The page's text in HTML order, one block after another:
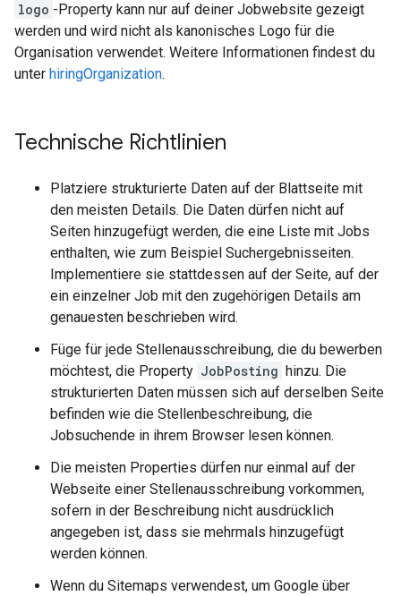
logo -Property kann nur auf deiner Jobwebsite gezeigt
werden und wird nicht als kanonisches Logo für die
Organisation verwendet. Weitere Informationen findest du
unter hiringOrganization.
Technische Richtlinien
Platziere strukturierte Daten auf der Blattseite mit
den meisten Details. Die Daten dürfen nicht auf
Seiten hinzugefügt werden, die eine Liste mit Jobs
enthalten, wie zum Beispiel Suchergebnisseiten.
Implementiere sie stattdessen auf der Seite, auf der
ein einzelner Job mit den zugehörigen Details am
genauesten beschrieben wird.
Füge für jede Stellenausschreibung, die du bewerben
möchtest, die Property JobPosting hinzu. Die
strukturierten Daten müssen sich auf derselben Seite
befinden wie die Stellenbeschreibung, die
Jobsuchende in ihrem Browser lesen können.
Die meisten Properties dürfen nur einmal auf der
Webseite einer Stellenausschreibung vorkommen,
sofern in der Beschreibung nicht ausdrücklich
angegeben ist, dass sie mehrmals hinzugefügt
werden können.
Wenn du Sitemaps verwendest, um Google über